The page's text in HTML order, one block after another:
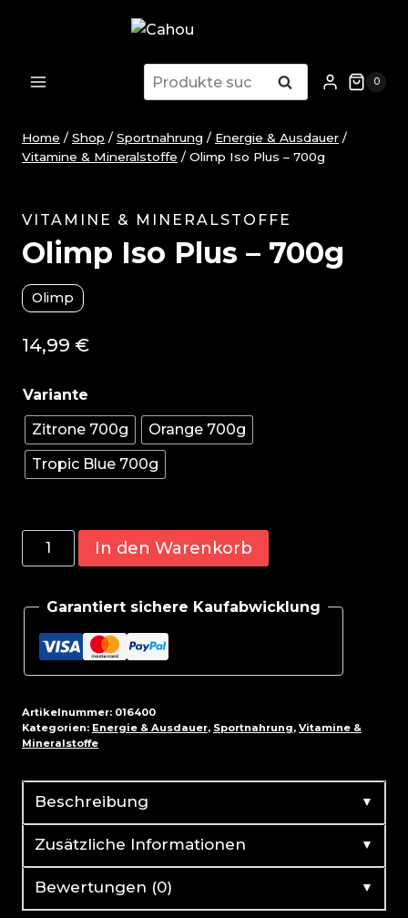
Suche
nach:
Suche 0
Home / Shop / Sportnahrung / Energie & Ausdauer /
Vitamine & Mineralstoffe / Olimp Iso Plus – 700g
VITAMINE & MINERALSTOFFE
Olimp Iso Plus – 700g
Olimp
14,99 €
Zitrone 700g
Orange 700g
Tropic Blue 700g
Olimp
Iso
-
700g
Menge
In den Warenkorb
Garantiert sichere Kaufabwicklung
Artikelnummer: 016400
Kategorien: Energie & Ausdauer, Sportnahrung, Vitamine &
Mineralstoffe
Beschreibung ▼
Zusätzliche Informationen ▼
Bewertungen (0) ▼